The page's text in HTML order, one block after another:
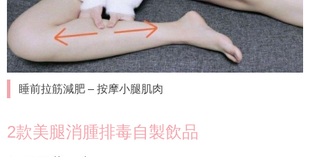
睡前拉筋減肥 – 按摩小腿肌肉
2款美腿消腫排毒自製飲品